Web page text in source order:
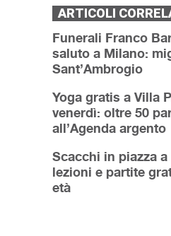
ARTICOLI
Funerali Franco
saluto a Milano:
Sant’Ambrogio
Yoga gratis a Villa
venerdì: oltre 50
all’Agenda argento
Scacchi in piazza a
lezioni e partite
età